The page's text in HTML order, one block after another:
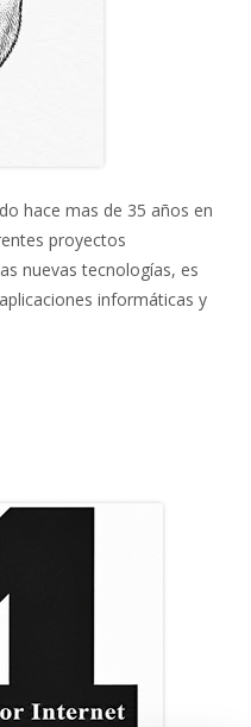
hace mas de 35 años en
proyectos
nuevas tecnologías, es
informáticas y